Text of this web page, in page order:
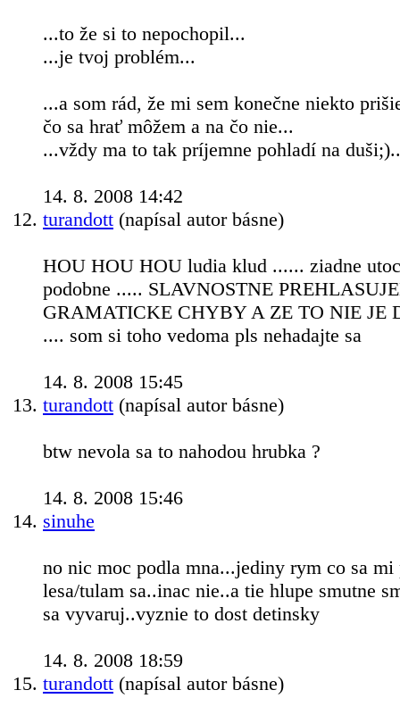
...to že si to nepochopil...
...je tvoj problém...
...a som rád, že mi sem konečne niekto
čo sa hrať môžem a na čo nie...
...vždy ma to tak príjemne pohladí na
14. 8. 2008 14:42
turandott (napísal autor básne)
HOU HOU HOU ludia klud ...... ziadne
podobne ..... SLAVNOSTNE
GRAMATICKE CHYBY A ZE TO NIE JE
.... som si toho vedoma pls nehadajte sa
14. 8. 2008 15:45
turandott (napísal autor básne)
btw nevola sa to nahodou hrubka ?
14. 8. 2008 15:46
sinuhe
no nic moc podla mna...jediny rym co sa
lesa/tulam sa..inac nie..a tie hlupe smutne
sa vyvaruj..vyznie to dost detinsky
14. 8. 2008 18:59
turandott (napísal autor básne)